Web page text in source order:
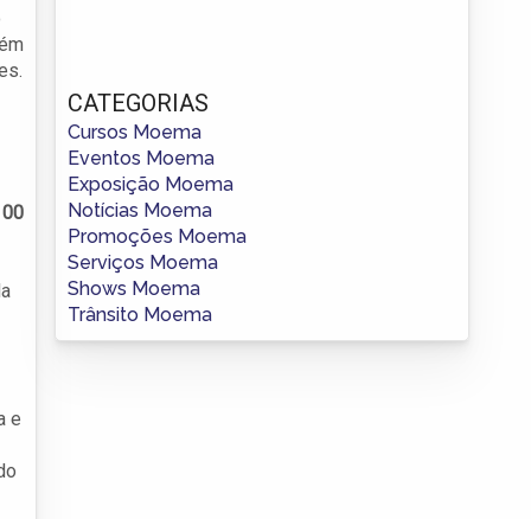
e
CATEGORIAS
Cursos Moema
Eventos Moema
Exposição Moema
Notícias Moema
Promoções Moema
Serviços Moema
Shows Moema
Trânsito Moema